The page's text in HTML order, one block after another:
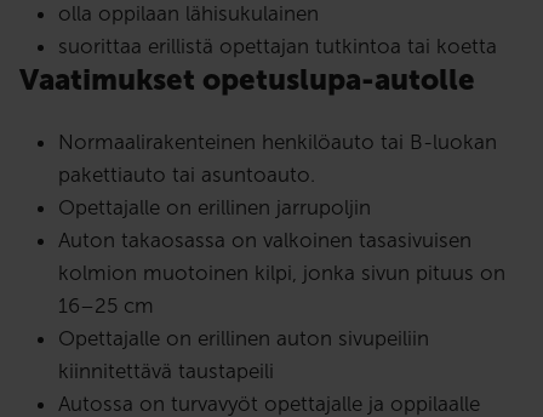
olla oppilaan lähisukulainen
suorittaa erillistä opettajan tutkintoa tai koetta
Vaatimukset opetuslupa-autolle
Normaalirakenteinen henkilöauto tai B-luokan
pakettiauto tai asuntoauto.
Opettajalle on erillinen jarrupoljin
Auton takaosassa on valkoinen tasasivuisen
kolmion muotoinen kilpi, jonka sivun pituus on
16–25 cm
Opettajalle on erillinen auton sivupeiliin
kiinnitettävä taustapeili
Autossa on turvavyöt opettajalle ja oppilaalle